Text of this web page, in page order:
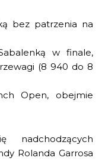
bez patrzenia na
w finale,
(8 940 do 8
Open, obejmie
nadchodzących
Rolanda Garrosa